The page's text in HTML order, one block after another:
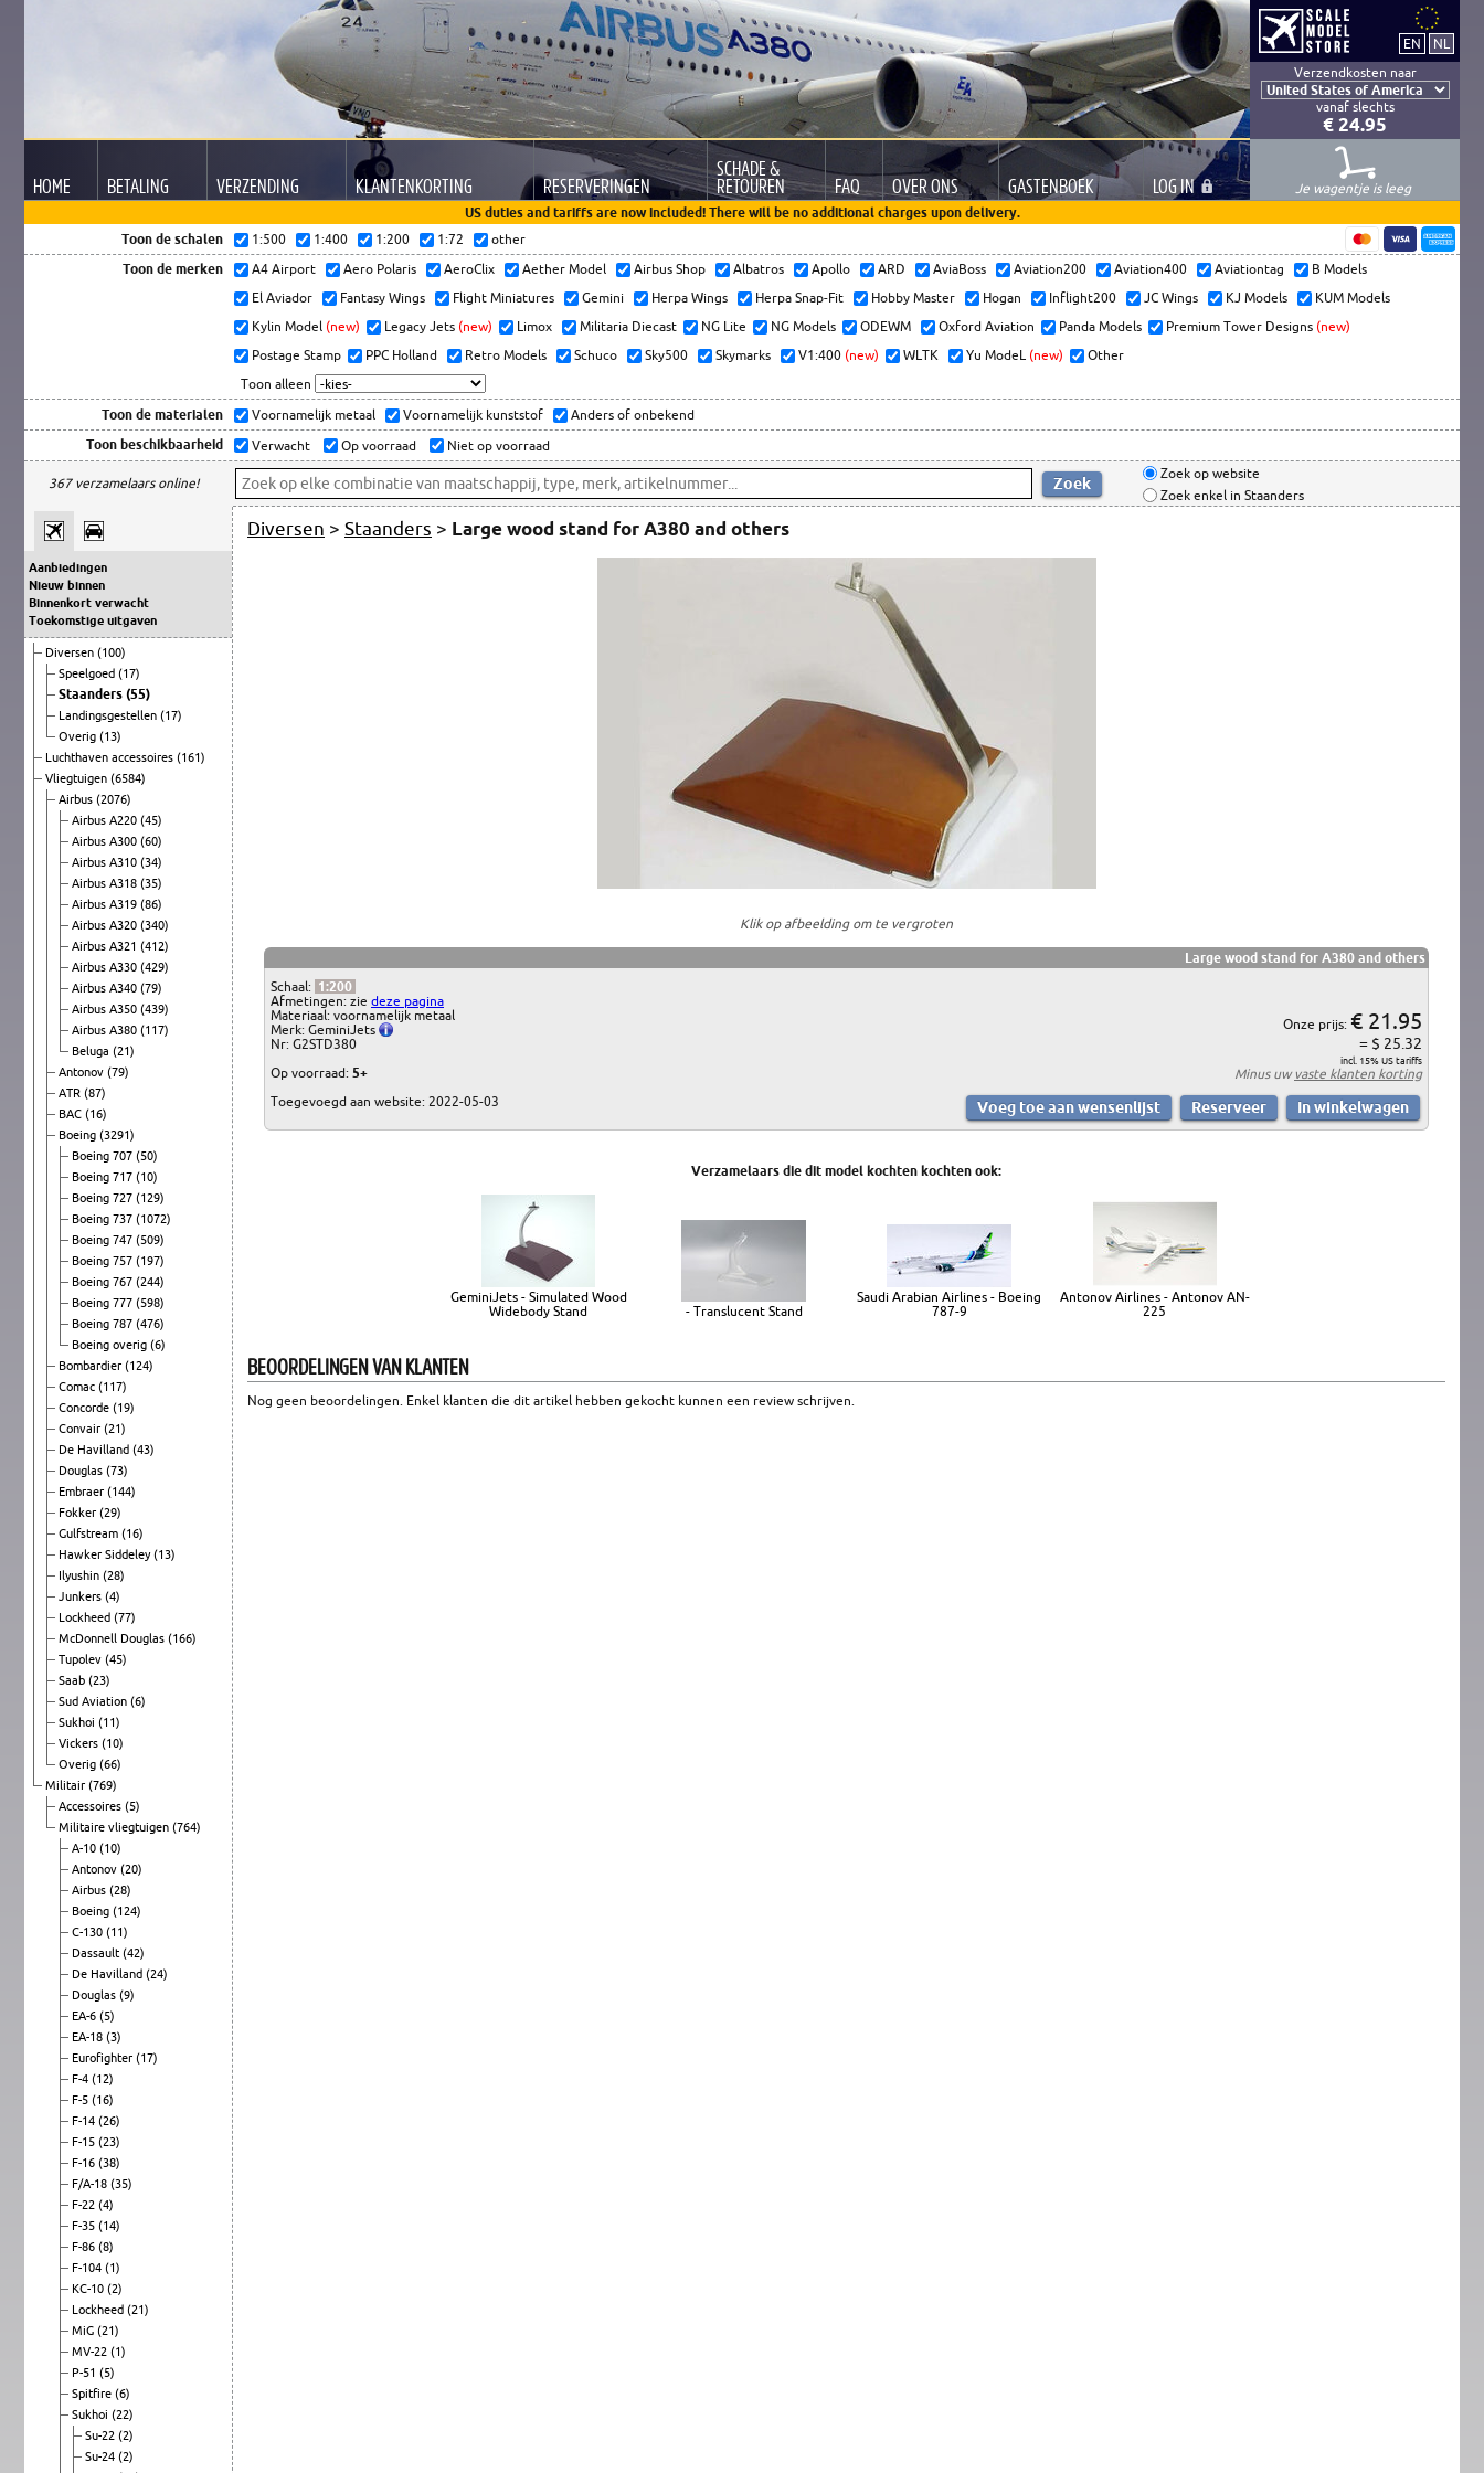
Verzendkosten naar
vanaf slechts
€ 24.95
HOME BETALING VERZENDING KLANTENKORTING RESERVERINGEN
SCHADE &
RETOUREN FAQ OVER ONS GASTENBOEK LOGIN
Je wagentje is leeg
US duties and tariffs are now included! There will be no additional charges upon delivery.
Toon de schalen
1:500 1:400 1:200 1:72 other
Toon de merken A4 Airport Aero Polaris AeroClix Aether Model Airbus Shop Albatros Apollo ARD AviaBoss Aviation200 Aviation400 Aviationtag
B Models
El Aviador
Fantasy Wings Flight Miniatures Gemini Herpa Wings Herpa Snap-Fit Hobby Master Hogan Inflight200 JC Wings KJ Models
KUM Models
Kylin Model (new) Legacy Jets (new) Limox Militaria Diecast NG Lite NG Models ODEWM Oxford Aviation Panda Models Premium Tower Designs (new)
Postage Stamp
PPC Holland Retro Models Schuco Sky500 Skymarks V1:400 (new) WLTK Yu ModeL (new)
Other
Toon alleen
Toon de materialen Voornamelijk metaal Voornamelijk kunststof Anders of onbekend
Toon beschikbaarheid Verwacht Op voorraad Niet op voorraad
367 verzamelaars online!
Zoek op website
Zoek enkel in Staanders
Aanbiedingen
Nieuw binnen
Binnenkort verwacht
Toekomstige uitgaven
Diversen (100)
Speelgoed (17)
Staanders (55)
Landingsgestellen (17)
Overig (13)
Luchthaven accessoires (161)
Vliegtuigen (6584)
Airbus (2076)
Airbus A220 (45)
Airbus A300 (60)
Airbus A310 (34)
Airbus A318 (35)
Airbus A319 (86)
Airbus A320 (340)
Airbus A321 (412)
Airbus A330 (429)
Airbus A340 (79)
Airbus A350 (439)
Airbus A380 (117)
Beluga (21)
Antonov (79)
ATR (87)
BAC (16)
Boeing (3291)
Boeing 707 (50)
Boeing 717 (10)
Boeing 727 (129)
Boeing 737 (1072)
Boeing 747 (509)
Boeing 757 (197)
Boeing 767 (244)
Boeing 777 (598)
Boeing 787 (476)
Boeing overig (6)
Bombardier (124)
Comac (117)
Concorde (19)
Convair (21)
De Havilland (43)
Douglas (73)
Embraer (144)
Fokker (29)
Gulfstream (16)
Hawker Siddeley(13)
Ilyushin (28)
Junkers (4)
Lockheed (77)
McDonnell Douglas (166)
Tupolev (45)
Saab (23)
Sud Aviation (6)
Sukhoi (11)
Vickers (10)
Overig (66)
Militair (769)
Accessoires (5)
Militaire vliegtuigen (764)
A-10 (10)
Antonov (20)
Airbus (28)
Boeing (124)
C-130 (11)
Dassault (42)
De Havilland (24)
Douglas (9)
EA-6 (5)
EA-18 (3)
Eurofighter (17)
F-4 (12)
F-5 (16)
F-14 (26)
F-15 (23)
F-16 (38)
F/A-18 (35)
F-22 (4)
F-35 (14)
F-86 (8)
F-104 (1)
KC-10 (2)
Lockheed (21)
MiG (21)
MV-22 (1)
P-51 (5)
Spitfire (6)
Sukhoi (22)
Su-22 (2)
Su-24 (2)
Diversen > Staanders > Large wood stand for A380 and others
Klik op afbeelding om te vergroten
Large wood stand for A380 and others
Schaal: 1:200
Afmetingen: zie deze pagina
Materiaal: voornamelijk metaal
Merk: GeminiJets
Nr: G2STD380
Op voorraad: 5+
Toegevoegd aan website: 2022-05-03
Onze prijs: € 21.95
= $ 25.32
incl. 15% US tariffs
Minus uwvaste klanten korting
Verzamelaars die dit model kochten kochten ook:
GeminiJets - Simulated Wood
Widebody Stand
- Translucent Stand
Saudi Arabian Airlines - Boeing
787-9
Antonov Airlines - Antonov AN-
225
BEOORDELINGEN VAN KLANTEN
Nog geen beoordelingen. Enkel klanten die dit artikel hebben gekocht kunnen een review schrijven.